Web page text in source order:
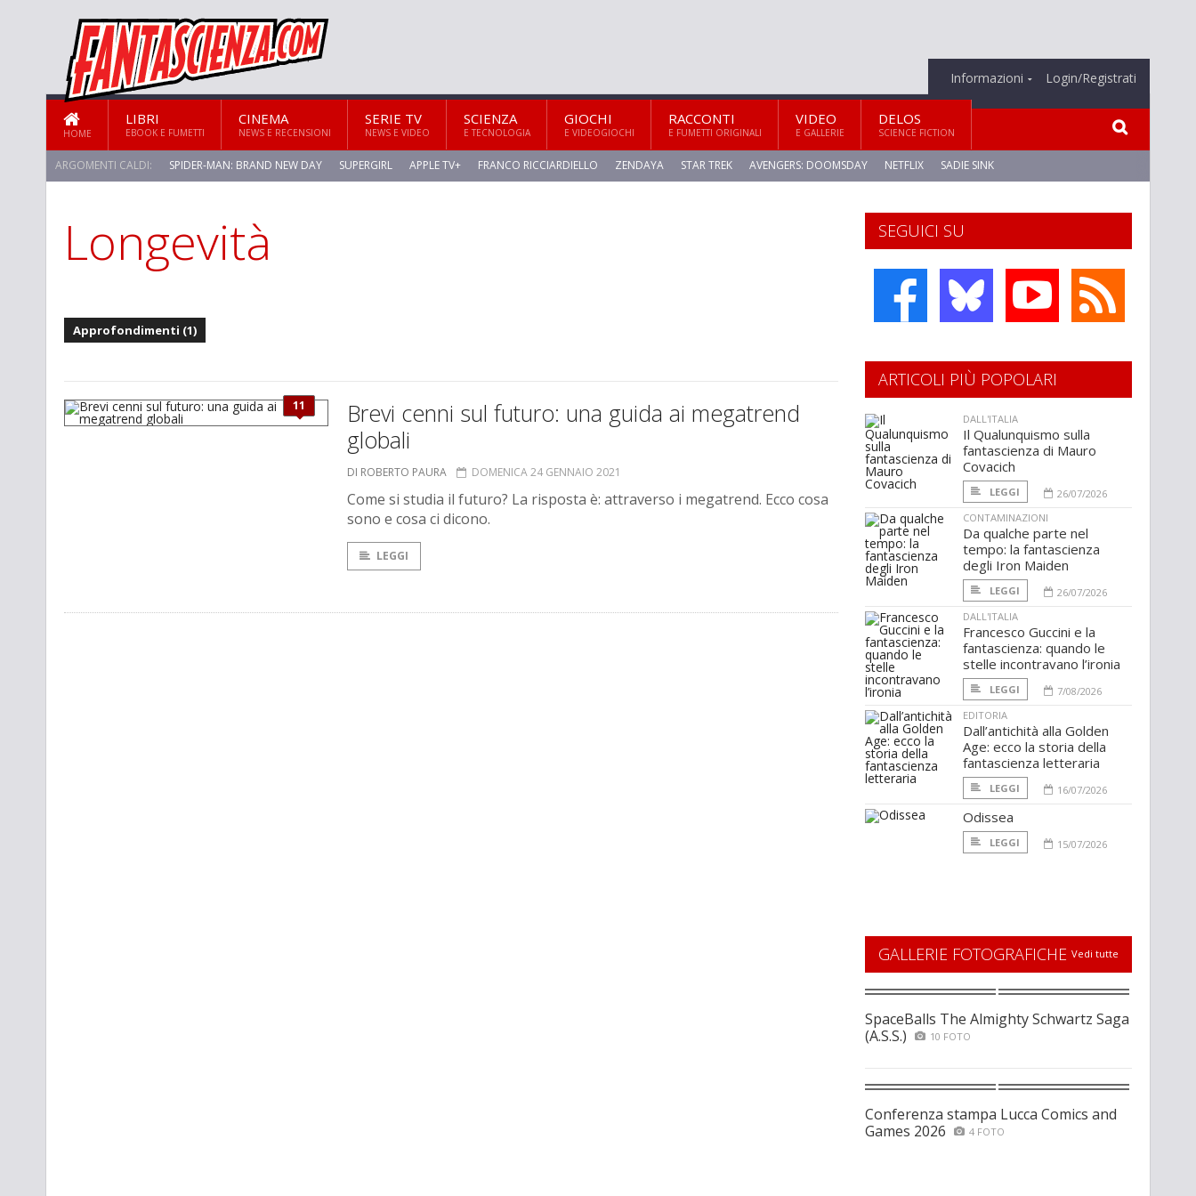
Informazioni Login/Registrati
HOME
LIBRI
EBOOK E FUMETTI
CINEMA
NEWS E RECENSIONI
SERIE TV
NEWS E VIDEO
SCIENZA
E TECNOLOGIA
GIOCHI
E VIDEOGIOCHI
RACCONTI
E FUMETTI ORIGINALI
VIDEO
E GALLERIE
DELOS
SCIENCE FICTION
ARGOMENTI CALDI: SPIDER-MAN: BRAND NEW DAY SUPERGIRL APPLE TV+ FRANCO RICCIARDIELLO ZENDAYA STAR TREK AVENGERS: DOOMSDAY NETFLIX SADIE SINK
STAR TREK: STRANGE NEW WORLDS
Longevità
Approfondimenti (1)
11
Brevi cenni sul futuro: una guida ai megatrend
globali
DI ROBERTO PAURA DOMENICA 24 GENNAIO 2021
Come si studia il futuro? La risposta è: attraverso i megatrend. Ecco cosa
sono e cosa ci dicono.
LEGGI
SEGUICI SU
ARTICOLI PIÙ POPOLARI
DALL'ITALIA
Il Qualunquismo sulla
fantascienza di Mauro
Covacich
LEGGI
26/07/2026
CONTAMINAZIONI
Da qualche parte nel
tempo: la fantascienza
degli Iron Maiden
LEGGI
26/07/2026
DALL'ITALIA
Francesco Guccini e la
fantascienza: quando le
stelle incontravano l’ironia
LEGGI
7/08/2026
EDITORIA
Dall’antichità alla Golden
Age: ecco la storia della
fantascienza letteraria
LEGGI 16/07/2026
Odissea
LEGGI 15/07/2026
GALLERIE FOTOGRAFICHE Vedi tutte
SpaceBalls The Almighty Schwartz Saga
(A.S.S.)
10 FOTO
Conferenza stampa Lucca Comics and
Games 2026
4 FOTO